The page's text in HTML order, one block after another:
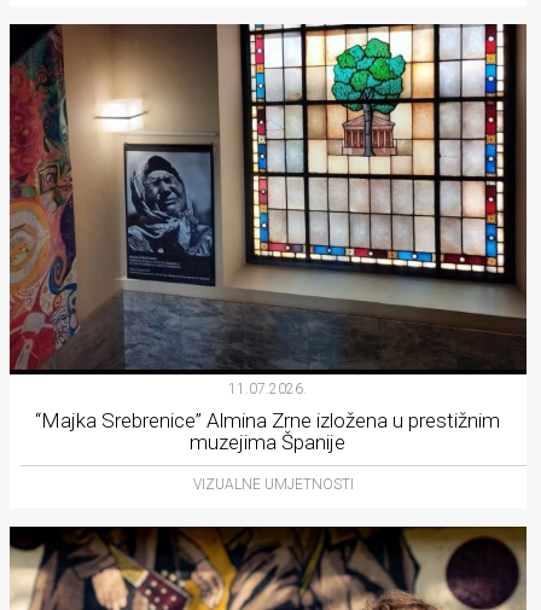
11.07.2026.
“Majka Srebrenice” Almina Zrne izložena u prestižnim
muzejima Španije
VIZUALNE UMJETNOSTI